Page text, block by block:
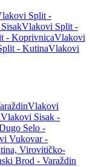
Split -
Vlakovi Split -
- KoprivnicaVlakovi
- KutinaVlakovi
Vlakovi
Vlakovi Sisak -
Selo -
Vukovar -
Virovitičko-
Brod - Varaždin